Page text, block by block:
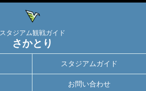
スタジアム観戦ガイド
さかとり
スタジアムガイド
お問い合わせ